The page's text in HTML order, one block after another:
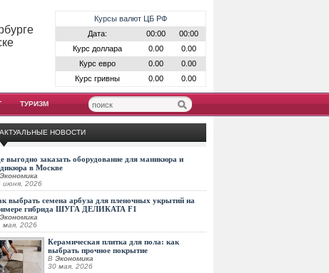
Курсы валют ЦБ РФ
Дата:
00:00
00:00
Курс доллара
0.00
0.00
Курс евро
0.00
0.00
Курс гривны
0.00 0.00
ТУРИЗМ
АКТУАЛЬНЫЕ НОВОСТИ
выгодно заказать оборудование для маникюра и
в Москве
Экономика
июня, 2026
выбрать семена арбуза для пленочных укрытий на
гибрида ШУГА ДЕЛИКАТА F1
Экономика
мая, 2026
Керамическая плитка для пола: как
выбрать прочное покрытие
В Экономика
30 мая, 2026